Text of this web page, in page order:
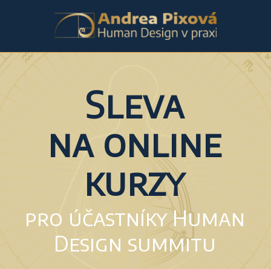
Sleva
na online
kurzy
pro účastníky Human
Design summitu